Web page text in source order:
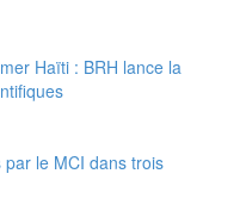
Haïti : BRH lance la
le MCI dans trois